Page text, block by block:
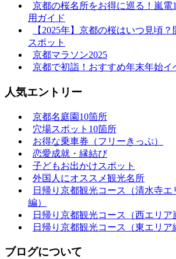
京都の桜名所をお得に巡る！嵐電
用ガイド
【2025年】京都の桜はいつ見頃
スポット
京都マラソン2025
京都で初詣！おすすめ年末年始イ
人気エントリー
京都名庭園10箇所
穴場スポット10箇所
お得な乗車券（フリーきっぷ）
恋愛成就・縁結び
子どもお出かけスポット
外国人にオススメ観光名所
日帰り京都観光コース（清水寺
編）
日帰り京都観光コース（西エリア
日帰り京都観光コース（東エリア
ブログについて